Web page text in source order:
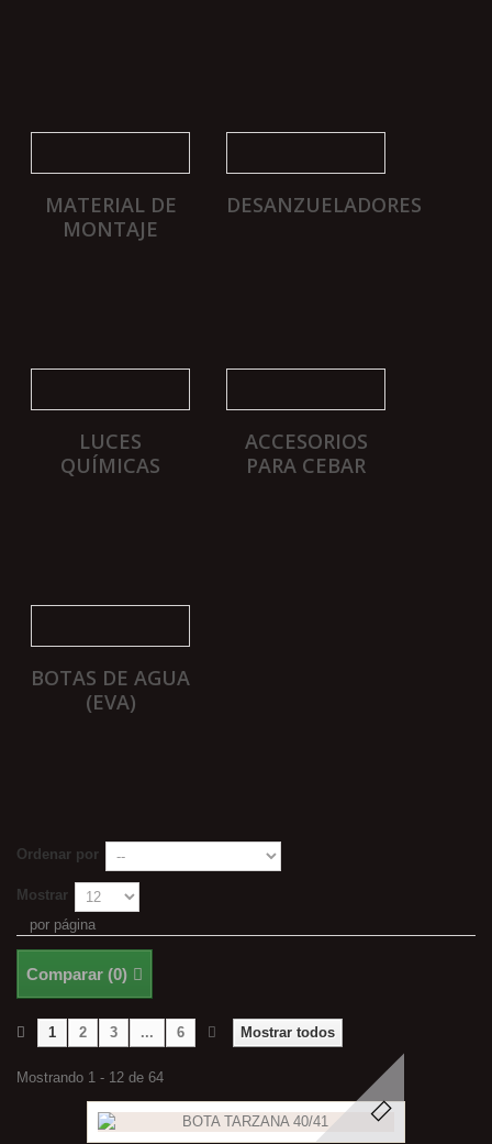
MATERIAL DE
MONTAJE
DESANZUELADORES
LUCES
QUÍMICAS
ACCESORIOS
PARA CEBAR
BOTAS DE AGUA
(EVA)
Ordenar por
Mostrar
por página
Comparar (0)
Mostrar todos
1 2 3 ... 6
Mostrando 1 - 12 de 64